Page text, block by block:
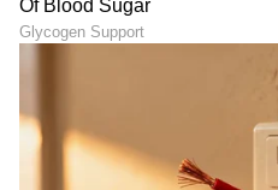
EV ಅನ್ನು ಚಾರ್ಜ್ ಮಾಡಲು
ಈ ವೈಶಿಷ್ಟ್ಯವು ಅವಕಾಶ